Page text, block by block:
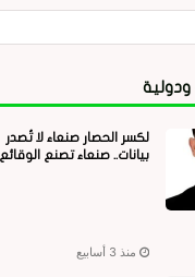
لكسر الحصار صنعاء لا تُصدر
بيانات.. صنعاء تصنع الوقائع
منذ 3 أسابيع